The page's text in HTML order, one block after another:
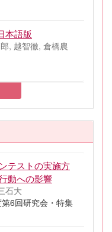
本語版
, 越智徹, 倉橋農
テストの実施方
動への影響
石大
6回研究会・特集